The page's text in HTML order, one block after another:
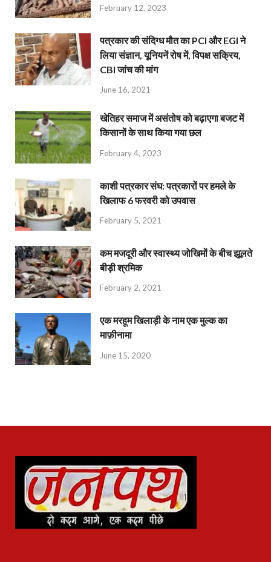
February 12, 2023
पत्रकार की संदिग्ध मौत का PCI और EGI ने
लिया संज्ञान, यूनियनें रोष में, विपक्ष सक्रिय,
CBI जांच की मांग
June 16, 2021
खेतिहर समाज में असंतोष को बढ़ाएगा बजट में
किसानों के साथ किया गया छल
February 4, 2023
काशी पत्रकार संघ: पत्रकारों पर हमले के
खिलाफ 6 फरवरी को उपवास
February 5, 2021
कम मजदूरी और स्वास्थ्य जोखिमों के बीच झूलते
बीड़ी श्रमिक
February 2, 2021
एक मरहूम खिलाड़ी के नाम एक मुल्क का
माफ़ीनामा
June 15, 2020